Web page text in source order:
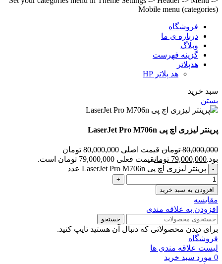
Mobile menu (categories)
فروشگاه
درباره ی ما
وبلاگ
گزینه فهرست
هدپلاتر
هد پلاتر HP
سبد خرید
بستن
پرینتر لیزری اچ پی LaserJet Pro M706n
80,000,000 تومان
قیمت اصلی 80,000,000 تومان
بود.79,000,000 تومانقیمت فعلی 79,000,000 تومان است.
پرینتر لیزری اچ پی LaserJet Pro M706n عدد
افزودن به سبد خرید
مقايسه
افزودن به علاقه مندی
جستجو
برای دیدن محصولاتی که دنبال آن هستید تایپ کنید.
فروشگاه
لیست علاقه مندی ها
0 مورد سبد خرید